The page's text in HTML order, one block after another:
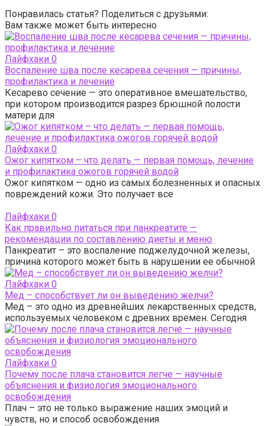
Понравилась статья? Поделиться с друзьями:
Вам также может быть интересно
Лайфхаки 0
Воспаление шва после кесарева сечения — причины,
профилактика и лечение
Кесарево сечение — это оперативное вмешательство,
при котором производится разрез брюшной полости
матери для
Лайфхаки 0
Ожог кипятком – что делать — первая помощь, лечение
и профилактика ожогов горячей водой
Ожог кипятком — одно из самых болезненных и опасных
повреждений кожи. Это получает все
Лайфхаки 0
Как правильно питаться при панкреатите —
рекомендации по составлению диеты и меню
Панкреатит – это воспаление поджелудочной железы,
причина которого может быть в нарушении ее обычной
Лайфхаки 0
Мед – способствует ли он выведению желчи?
Мед – это одно из древнейших лекарственных средств,
используемых человеком с древних времен. Сегодня
Лайфхаки 0
Почему после плача становится легче — научные
объяснения и физиология эмоционального
освобождения
Плач – это не только выражение наших эмоций и
чувств, но и способ освобождения